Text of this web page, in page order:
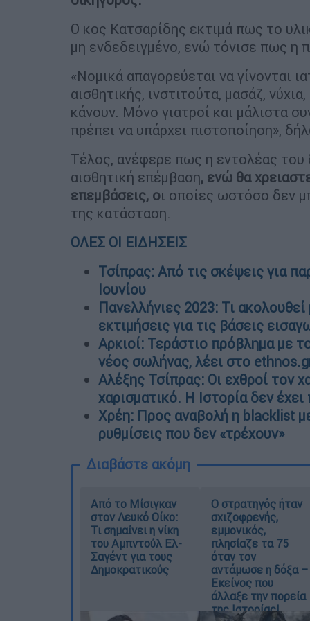
Ο κος Κατσαρίδης εκτιμά πως το
μη ενδεδειγμένο, ενώ τόνισε πως η
«Νομικά απαγορεύεται να γίνονται
αισθητικής, ινστιτούτα, μασάζ,
κάνουν. Μόνο γιατροί και μάλιστα
πρέπει να υπάρχει πιστοποίηση»,
Τέλος, ανέφερε πως η εντολέας του
αισθητική επέμβαση, ενώ θα
επεμβάσεις, οι οποίες ωστόσο δεν
της κατάσταση.
ΟΛΕΣ ΟΙ ΕΙΔΗΣΕΙΣ
Τσίπρας: Από τις σκέψεις για
Ιουνίου
Πανελλήνιες 2023: Τι
εκτιμήσεις για τις βάσεις
Αρκιοί: Τεράστιο πρόβλημα με
νέος σωλήνας, λέει στο
Αλέξης Τσίπρας: Οι εχθροί τον
χαρισματικό. Η Ιστορία δεν
Χρέη: Προς αναβολή η blacklist
ρυθμίσεις που δεν «τρέχουν»
Διαβάστε ακόμη
Από το Μίσιγκαν
στον Λευκό Οίκο:
Τι σημαίνει η νίκη
του Αμπντούλ Ελ-
Σαγέντ για τους
Δημοκρατικούς
O στρατηγός ήταν
σχιζοφρενής,
εμμονικός,
πλησίαζε τα 75
όταν τον
αντάμωσε η δόξα –
Εκείνος που
άλλαξε την πορεία
της Ιστορίας!